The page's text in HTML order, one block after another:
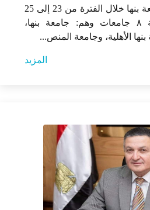
الدلتا والتي نظمته جامعة بنها خلال الفترة من 23 إلى 25
يوليو 2023، وبمشاركة ٨ جامعات وهم: جامعة بنها،
الأهلية، وجامعة المنص...
المزيد